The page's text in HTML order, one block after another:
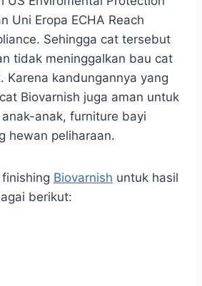
Uni Eropa ECHA Reach
Sehingga cat tersebut
tidak meninggalkan bau cat
Karena kandungannya yang
Biovarnish juga aman untuk
anak, furniture bayi
hewan peliharaan.
Biovarnish untuk hasil
berikut: